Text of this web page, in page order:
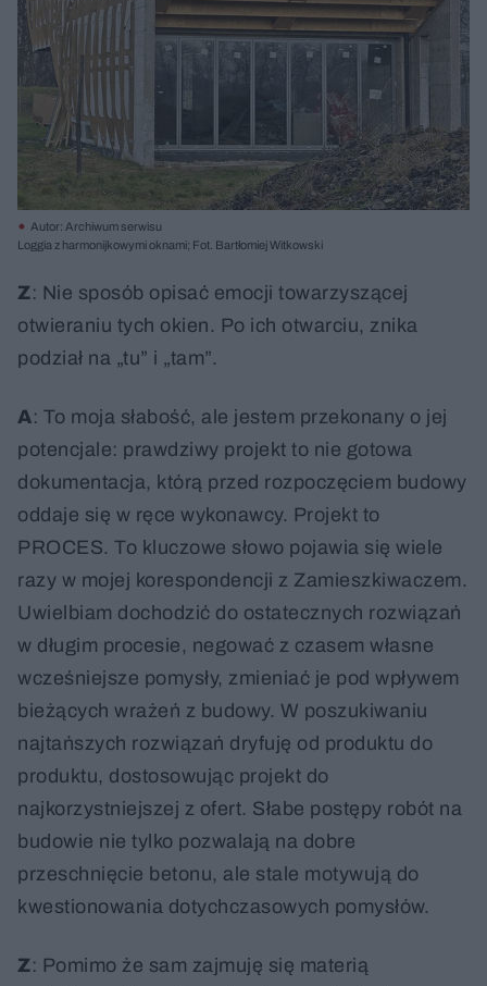
Autor: Archiwum serwisu
Loggia z harmonijkowymi oknami; Fot. Bartłomiej Witkowski
Z: Nie sposób opisać emocji towarzyszącej
otwieraniu tych okien. Po ich otwarciu, znika
podział na „tu” i „tam”.
A: To moja słabość, ale jestem przekonany o jej
potencjale: prawdziwy projekt to nie gotowa
dokumentacja, którą przed rozpoczęciem budowy
oddaje się w ręce wykonawcy. Projekt to
PROCES. To kluczowe słowo pojawia się wiele
razy w mojej korespondencji z Zamieszkiwaczem.
Uwielbiam dochodzić do ostatecznych rozwiązań
w długim procesie, negować z czasem własne
wcześniejsze pomysły, zmieniać je pod wpływem
bieżących wrażeń z budowy. W poszukiwaniu
najtańszych rozwiązań dryfuję od produktu do
produktu, dostosowując projekt do
najkorzystniejszej z ofert. Słabe postępy robót na
budowie nie tylko pozwalają na dobre
przeschnięcie betonu, ale stale motywują do
kwestionowania dotychczasowych pomysłów.
Z: Pomimo że sam zajmuję się materią